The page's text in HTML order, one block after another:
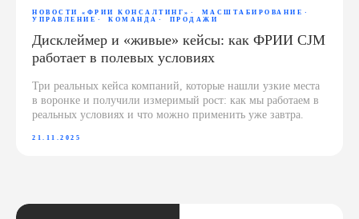
НОВОСТИ «‎ФРИИ КОНСАЛТИНГ‎»‎
МАСШТАБИРОВАНИЕ
УПРАВЛЕНИЕ
КОМАНДА ПРОДАЖИ
Дисклеймер и «живые» кейсы: как ФРИИ CJM
работает в полевых условиях
Три реальных кейса компаний, которые нашли узкие места
в воронке и получили измеримый рост: как мы работаем в
реальных условиях и что можно применить уже завтра.
21.11.2025